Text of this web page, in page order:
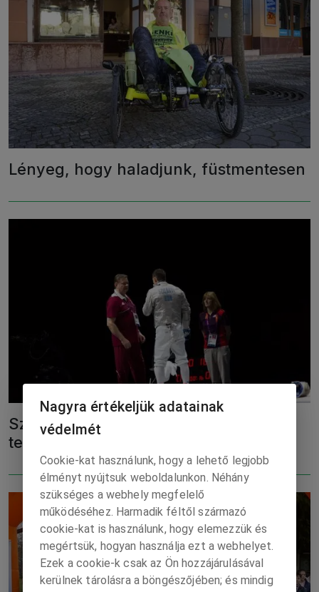
Lényeg, hogy haladjunk, füstmentesen
Szilágyi Áron egyelőre egy-két évre
tervez a páston
Nagyra értékeljük adatainak
védelmét
Cookie-kat használunk, hogy a lehető legjobb
élményt nyújtsuk weboldalunkon. Néhány
szükséges a webhely megfelelő
működéséhez. Harmadik féltől származó
cookie-kat is használunk, hogy elemezzük és
megértsük, hogyan használja ezt a webhelyet.
Ezek a cookie-k csak az Ön hozzájárulásával
kerülnek tárolásra a böngészőjében; és mindig